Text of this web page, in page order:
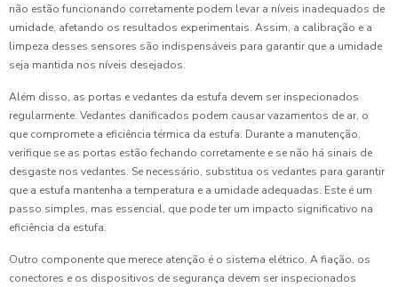
não estão funcionando corretamente podem levar a níveis inadequados de
umidade, afetando os resultados experimentais. Assim, a calibração e a
limpeza desses sensores são indispensáveis para garantir que a umidade
seja mantida nos níveis desejados.
Além disso, as portas e vedantes da estufa devem ser inspecionados
regularmente. Vedantes danificados podem causar vazamentos de ar, o
que compromete a eficiência térmica da estufa. Durante a manutenção,
verifique se as portas estão fechando corretamente e se não há sinais de
desgaste nos vedantes. Se necessário, substitua os vedantes para garantir
que a estufa mantenha a temperatura e a umidade adequadas. Este é um
passo simples, mas essencial, que pode ter um impacto significativo na
eficiência da estufa.
Outro componente que merece atenção é o sistema elétrico. A fiação, os
conectores e os dispositivos de segurança devem ser inspecionados